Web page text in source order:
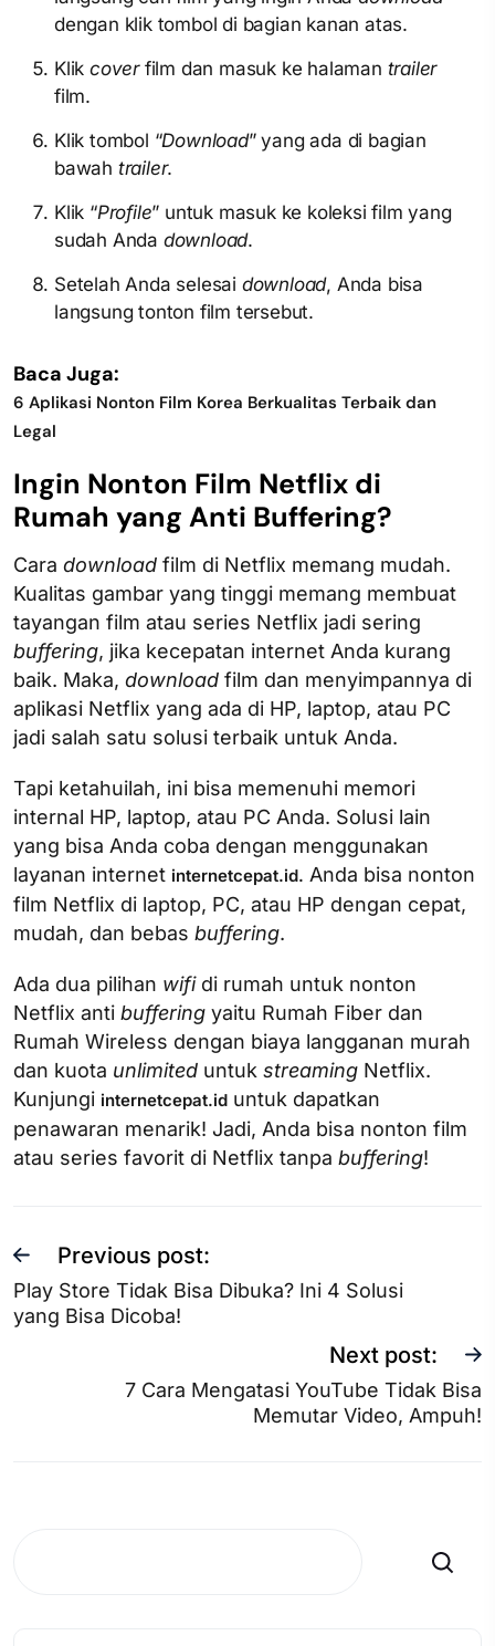
dengan klik tombol di bagian kanan atas.
Klik coverfilm dan masuk ke halaman trailer
film.
Klik tombol “Download” yang ada di bagian
bawah trailer.
Klik “Profile” untuk masuk ke koleksi film yang
sudah Anda download.
Setelah Anda selesai download, Anda bisa
langsung tonton film tersebut.
Baca Juga:
6 Aplikasi Nonton Film Korea Berkualitas Terbaik dan
Legal
Ingin Nonton Film Netflix di
Rumah yang Anti Buffering?
Cara download film di Netflix memang mudah.
Kualitas gambar yang tinggi memang membuat
tayangan film atau series Netflix jadi sering
buffering, jika kecepatan internet Anda kurang
baik. Maka, download film dan menyimpannya di
aplikasi Netflix yang ada di HP, laptop, atau PC
jadi salah satu solusi terbaik untuk Anda.
Tapi ketahuilah, ini bisa memenuhi memori
internal HP, laptop, atau PC Anda. Solusi lain
yang bisa Anda coba dengan menggunakan
layanan internet internetcepat.id. Anda bisa nonton
film Netflix di laptop, PC, atau HP dengan cepat,
mudah, dan bebas buffering.
Ada dua pilihan wifi di rumah untuk nonton
Netflix anti buffering yaitu Rumah Fiber dan
Rumah Wireless dengan biaya langganan murah
dan kuota unlimited untuk streaming Netflix.
Kunjungi internetcepat.id untuk dapatkan
penawaran menarik! Jadi, Anda bisa nonton film
atau series favorit di Netflix tanpa buffering!
Previous post:
Play Store Tidak Bisa Dibuka? Ini 4 Solusi
yang Bisa Dicoba!
Next post:
7 Cara Mengatasi YouTube Tidak Bisa
Memutar Video, Ampuh!
Search